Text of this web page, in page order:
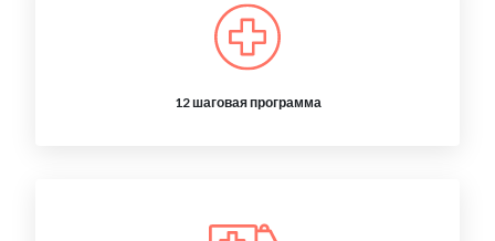
12 шаговая программа